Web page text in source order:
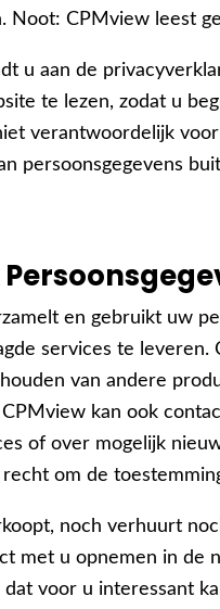
Noot: CPMview leest
u aan de
te lezen, zodat u
verantwoordelijk
persoonsgegevens
en gebruikt uw
services te
van andere
CPMview kan ook
of over mogelijk
om de
noch verhuurt
met u opnemen in de
dat voor u interessant